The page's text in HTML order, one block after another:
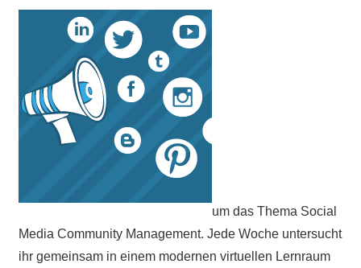
um das Thema Social
Media Community Management. Jede Woche untersucht
ihr gemeinsam in einem modernen virtuellen Lernraum